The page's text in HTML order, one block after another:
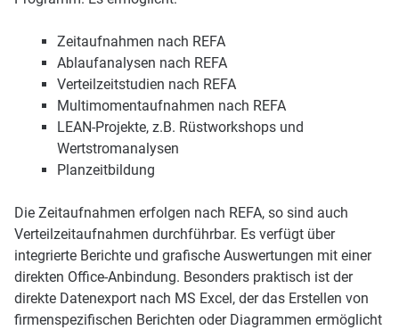
Zeitaufnahmen nach REFA
Ablaufanalysen nach REFA
Verteilzeitstudien nach REFA
Multimomentaufnahmen nach REFA
LEAN-Projekte, z.B. Rüstworkshops und
Wertstromanalysen
Planzeitbildung
Die Zeitaufnahmen erfolgen nach REFA, so sind auch
Verteilzeit­aufnahmen durchführbar. Es verfügt über
integrierte Berichte und grafische Auswertungen mit einer
direkten Office-Anbin­dung. Besonders praktisch ist der
direkte Datenexport nach MS Excel, der das Erstellen von
firmenspezifischen Berichten oder Diagrammen ermöglicht